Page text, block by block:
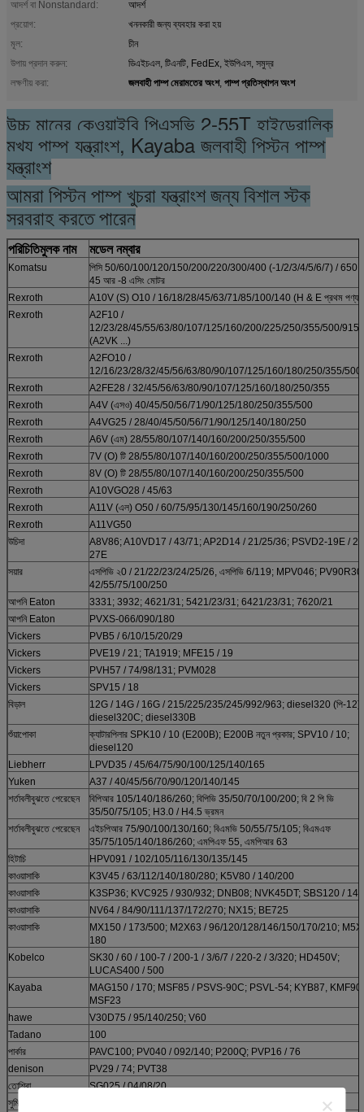
আদর্শ বা Nonstandard:
আদর্শ
প্রয়োগ:
খননকারী জন্য ব্যবহার করা হয়
মূল:
চীন
উপায় প্রদান করুন:
ডিএইচএল, টিএনটি, FedEx, ইউপিএস, সমুদ্র
লক্ষণীয় করা:
জলবাহী পাম্প মেরামতের অংশ, পাম্প প্রতিস্থাপন অংশ
উচ্চ মানের কেওয়াইবি পিএসভি 2-55T হাইড্রোলিক
মুখ্য পাম্প যন্ত্রাংশ, Kayaba জলবাহী পিস্টন পাম্প
যন্ত্রাংশ
আমরা পিস্টন পাম্প খুচরা যন্ত্রাংশ জন্য বিশাল স্টক
সরবরাহ করতে পারেন
পরিচিতিমুলক নাম মডেল নম্বার
Komatsu
পিসি 50/60/100/120/150/200/220/300/400 (-1/2/3/4/5/6/7) / 650;
45 আর -8 এসিং মোটর
Rexroth
A10V (S) O10 / 16/18/28/45/63/71/85/100/140 (H & E প্রথম পণ্য)
Rexroth
A2F10 /
12/23/28/45/55/63/80/107/125/160/200/225/250/355/500/915/
(A2VK ...)
Rexroth
A2FO10 /
12/16/23/28/32/45/56/63/80/90/107/125/160/180/250/355/500
Rexroth
A2FE28 / 32/45/56/63/80/90/107/125/160/180/250/355
Rexroth
A4V (এসও) 40/45/50/56/71/90/125/180/250/355/500
Rexroth
A4VG25 / 28/40/45/50/56/71/90/125/140/180/250
Rexroth
A6V (এম) 28/55/80/107/140/160/200/250/355/500
Rexroth
7V (O) টি 28/55/80/107/140/160/200/250/355/500/1000
Rexroth
8V (O) টি 28/55/80/107/140/160/200/250/355/500
Rexroth
A10VGO28 / 45/63
Rexroth
A11V (এল) O50 / 60/75/95/130/145/160/190/250/260
Rexroth
A11VG50
উচিদা
A8V86; A10VD17 / 43/71; AP2D14 / 21/25/36; PSVD2-19E /
27E
সয়ার
এসপিভি ২0 / 21/22/23/24/25/26, এসপিভি 6/119; MPV046; PV90R30
42/55/75/100/250
আপনি Eaton
3331; 3932; 4621/31; 5421/23/31; 6421/23/31; 7620/21
আপনি Eaton
PVXS-066/090/180
Vickers
PVB5 / 6/10/15/20/29
Vickers
PVE19 / 21; TA1919; MFE15 / 19
Vickers
PVH57 / 74/98/131; PVM028
Vickers
SPV15 / 18
বিড়াল
12G / 14G / 16G / 215/225/235/245/992/963; diesel320 (পি-12);
diesel320C; diesel330B
শুঁয়াপোকা
ক্যাটারপিলার SPK10 / 10 (E200B); E200B নতুন প্রকার; SPV10 / 10;
diesel120
Liebherr
LPVD35 / 45/64/75/90/100/125/140/165
Yuken
A37 / 40/45/56/70/90/120/140/145
শর্তাবলীবুঝতে পেরেছেন
বিপিআর 105/140/186/260; বিপিভি 35/50/70/100/200; বি 2 পি ভি
35/50/75/105; H3.0 / H4.5 ভ্রমন
শর্তাবলীবুঝতে পেরেছেন
এইচপিআর 75/90/100/130/160; বিএমভি 50/55/75/105; বিএমএফ
35/75/105/140/186/260; এমপিএফ 55, এমপিআর 63
হিটাচি
HPV091 / 102/105/116/130/135/145
কাওয়াসাকি
K3V45 / 63/112/140/180/280; K5V80 / 140/200
কাওয়াসাকি
K3SP36; KVC925 / 930/932; DNB08; NVK45DT; SBS120 / 140
কাওয়াসাকি
NV64 / 84/90/111/137/172/270; NX15; BE725
কাওয়াসাকি
MX150 / 173/500; M2X63 / 96/120/128/146/150/170/210;
180
Kobelco
SK30 / 60 / 100-7 / 200-1 / 3/6/7 / 220-2 / 3/320; HD450V;
LUCAS400 / 500
Kayaba
MAG150 / 170; MSF85 / PSVS-90C; PSVL-54; KYB87, KMF90;
MSF23
hawe
V30D75 / 95/140/250; V60
Tadano
100
পার্কার
PAVC100; PV040 / 092/140; P200Q; PVP16 / 76
denison
PV29 / 74; PVT38
তোশিবা
SG025 / 04/08/20
সুমিতমো